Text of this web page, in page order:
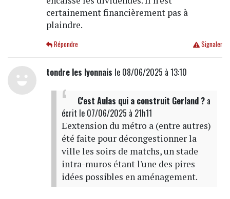
certainement financièrement pas à
plaindre.
Signaler
Répondre
tondre les lyonnais le 08/06/2025 à 13:10
C'est Aulas qui a construit Gerland ?a
écrit le 07/06/2025 à 21h11
L'extension du métro a (entre autres)
été faite pour décongestionner la
ville les soirs de matchs, un stade
intra-muros étant l'une des pires
idées possibles en aménagement.